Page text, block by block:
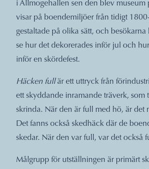
i Allmogehallen sen den blev museum
visar på boendemiljöer från tidigt
gestaltade på olika sätt, och besökarna
se hur det dekorerades inför jul och
inför en skördefest.
Häcken fullär ett uttryck från
ett skyddande inramande träverk, som
skrinda. När den är full med hö, är det
Det fanns också skedhäck där de
skedar. När den var full, var det också
Målgrupp för utställningen är primärt